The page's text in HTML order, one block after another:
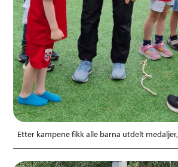
Etter kampene fikk alle barna utdelt